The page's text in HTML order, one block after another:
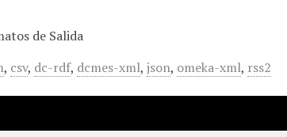
de Salida
, csv, dc-rdf, dcmes-xml,json, omeka-xml, rss2